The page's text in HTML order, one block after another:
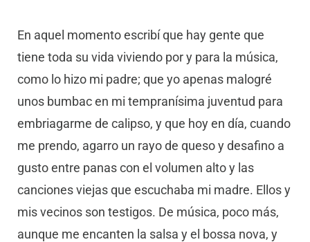
En aquel momento escribí que hay gente que
tiene toda su vida viviendo por y para la música,
como lo hizo mi padre; que yo apenas malogré
unos bumbac en mi tempranísima juventud para
embriagarme de calipso, y que hoy en día, cuando
me prendo, agarro un rayo de queso y desafino a
gusto entre panas con el volumen alto y las
canciones viejas que escuchaba mi madre. Ellos y
mis vecinos son testigos. De música, poco más,
aunque me encanten la salsa y el bossa nova, y